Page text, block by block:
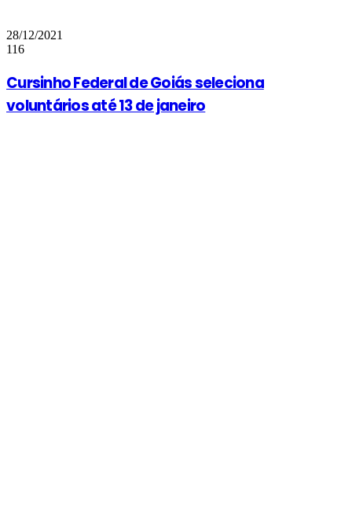
28/12/2021
116
Cursinho Federal de Goiás seleciona
voluntários até 13 de janeiro